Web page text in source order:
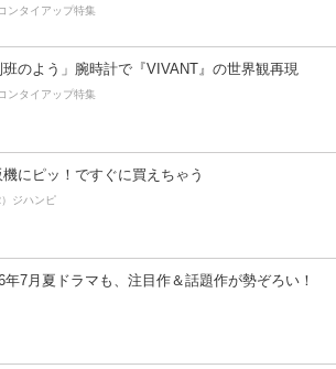
ンタイアップ特集
班のよう」腕時計で『VIVANT』の世界観再現
ンタイアップ特集
機にピッ！ですぐに買えちゃう
）ジハンピ
年7月夏ドラマも、注目作＆話題作が勢ぞろい！